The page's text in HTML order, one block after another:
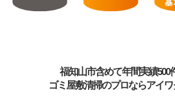
福知山市含めて年間実績500
ゴミ屋敷清掃のプロならアイワ